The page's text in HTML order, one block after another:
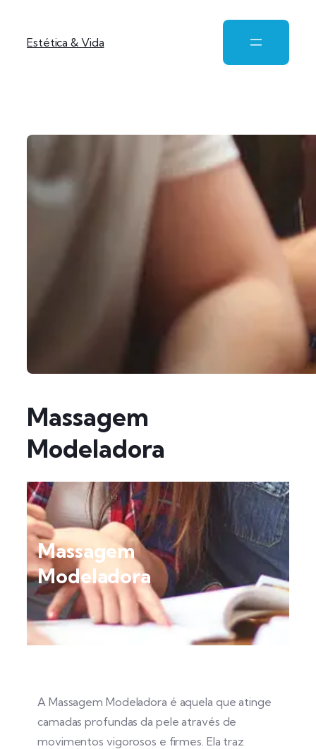
Estética & Vida
Massagem
Modeladora
Massagem
Modeladora
A Massagem Modeladora é aquela que atinge
camadas profundas da pele através de
movimentos vigorosos e firmes. Ela traz